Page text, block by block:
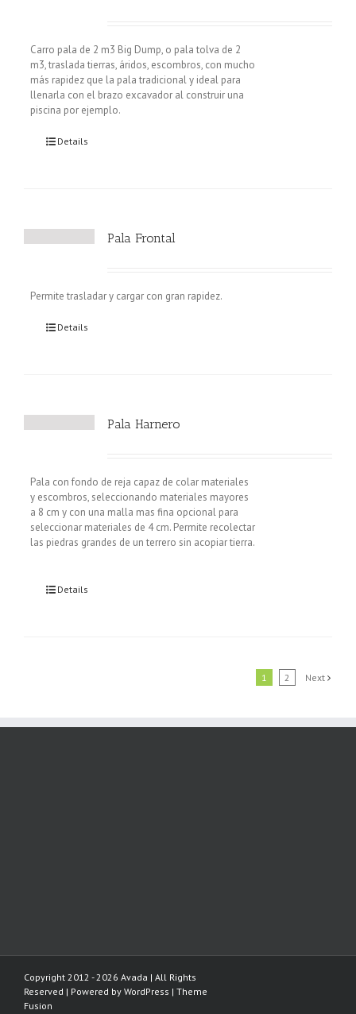
Carro pala de 2 m3 Big Dump, o pala tolva de 2
m3, traslada tierras, áridos, escombros, con mucho
más rapidez que la pala tradicional y ideal para
llenarla con el brazo excavador al construir una
piscina por ejemplo.
Details
Pala Frontal
Permite trasladar y cargar con gran rapidez.
Details
Pala Harnero
Pala con fondo de reja capaz de colar materiales
y escombros, seleccionando materiales mayores
a 8 cm y con una malla mas fina opcional para
seleccionar materiales de 4 cm. Permite recolectar
las piedras grandes de un terrero sin acopiar tierra.
Details
1 2 Next
Copyright 2012 - 2026 Avada | All Rights
Reserved | Powered by WordPress | Theme
Fusion